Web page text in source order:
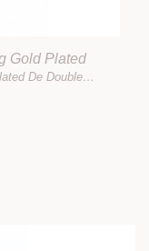
Gold Plated
De Double…